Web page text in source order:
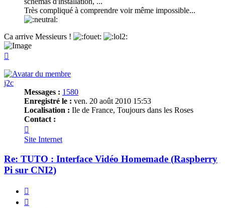
Très compliqué à comprendre voir même impossible...
Ca arrive Messieurs !
j2c
Messages : 1580
Enregistré le : ven. 20 août 2010 15:53
Localisation : Ile de France, Toujours dans les Roses
Contact :
j2c
Site Internet
Re: TUTO : Interface Vidéo Homemade (Raspberry
Pi sur CNI2)